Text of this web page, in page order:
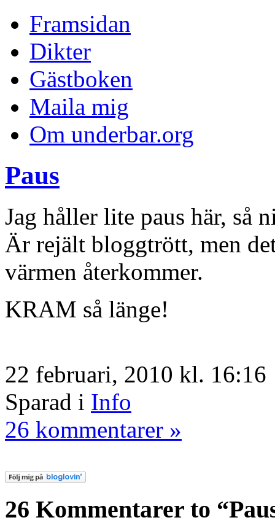
Framsidan
Dikter
Gästboken
Maila mig
Om underbar.org
Paus
Jag håller lite paus här, så
Är rejält bloggtrött, men
värmen återkommer.
KRAM så länge!
22 februari, 2010 kl. 16:16
Sparad i Info
26 kommentarer »
26 Kommentarer to